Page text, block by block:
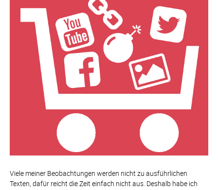
Viele meiner Beobachtungen werden nicht zu ausführlichen
Texten, dafür reicht die Zeit einfach nicht aus. Deshalb habe ich